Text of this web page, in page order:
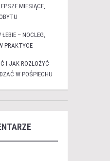
MIESIĄCE,
– NOCLEG,
PRAKTYCE
I JAK ROZŁOŻYĆ
W POŚPIECHU